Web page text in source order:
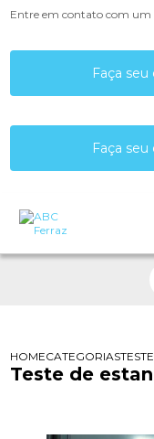
Entre em contato com um
Faça
Faça
HOMECATEGORIAS
Teste de